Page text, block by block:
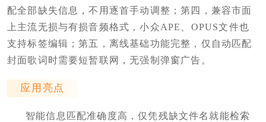
配全部缺失信息，不用逐首手动调整；第四，兼容市面
上主流无损与有损音频格式，小众APE、OPUS文件也
支持标签编辑；第五，离线基础功能完整，仅自动匹配
封面歌词时需要短暂联网，无强制弹窗广告。
应用亮点
智能信息匹配准确度高，仅凭残缺文件名就能检索